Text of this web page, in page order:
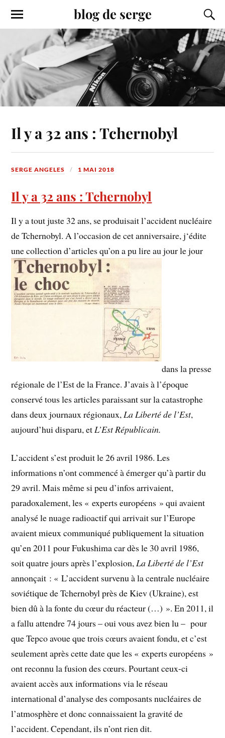
blog de serge
Il y a 32 ans : Tchernobyl
SERGE ANGELES 1 MAI 2018
Il y a 32 ans : Tchernobyl
Il y a tout juste 32 ans, se produisait l’accident nucléaire
de Tchernobyl. A l’occasion de cet anniversaire, j‘édite
une collection d’articles qu’on a pu lire au jour le jour
dans la presse
régionale de l’Est de la France. J’avais à l’époque
conservé tous les articles paraissant sur la catastrophe
dans deux journaux régionaux, La Liberté de l’Est,
aujourd’hui disparu, et L’Est Républicain.
L’accident s’est produit le 26 avril 1986. Les
informations n’ont commencé à émerger qu’à partir du
29 avril. Mais même si peu d’infos arrivaient,
paradoxalement, les « experts européens » qui avaient
analysé le nuage radioactif qui arrivait sur l’Europe
avaient mieux communiqué publiquement la situation
qu’en 2011 pour Fukushima car dès le 30 avril 1986,
soit quatre jours après l’explosion,La Liberté de l’Est
annonçait : « L’accident survenu à la centrale nucléaire
soviétique de Tchernobyl près de Kiev (Ukraine), est
bien dû à la fonte du cœur du réacteur (…) ». En 2011, il
a fallu attendre 74 jours – oui vous avez bien lu – pour
que Tepco avoue que trois cœurs avaient fondu, et c’est
seulement après cette date que les « experts européens »
ont reconnu la fusion des cœurs. Pourtant ceux-ci
avaient accès aux informations via le réseau
international d’analyse des composants nucléaires de
l’atmosphère et donc connaissaient la gravité de
l’accident. Cependant, ils n’ont rien dit.